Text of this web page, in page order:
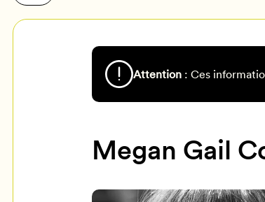
Attention : Ces
Megan Gail